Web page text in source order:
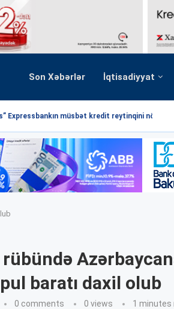
Son Xəbərlər İqtisadiyyat
Expressbankın müsbət kredit reytinqini növbəti
baratı daxil olub
0 comments 0 views 1 minutes